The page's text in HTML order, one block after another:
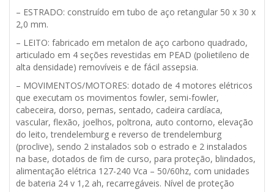
– ESTRADO: construído em tubo de aço retangular 50 x 30 x
2,0 mm.
– LEITO: fabricado em metalon de aço carbono quadrado,
articulado em 4 seções revestidas em PEAD (polietileno de
alta densidade) removíveis e de fácil assepsia.
– MOVIMENTOS/MOTORES: dotado de 4 motores elétricos
que executam os movimentos fowler, semi-fowler,
cabeceira, dorso, pernas, sentado, cadeira cardíaca,
vascular, flexão, joelhos, poltrona, auto contorno, elevação
do leito, trendelemburg e reverso de trendelemburg
(proclive), sendo 2 instalados sob o estrado e 2 instalados
na base, dotados de fim de curso, para proteção, blindados,
alimentação elétrica 127-240 Vca – 50/60hz, com unidades
de bateria 24 v 1,2 ah, recarregáveis. Nível de proteção